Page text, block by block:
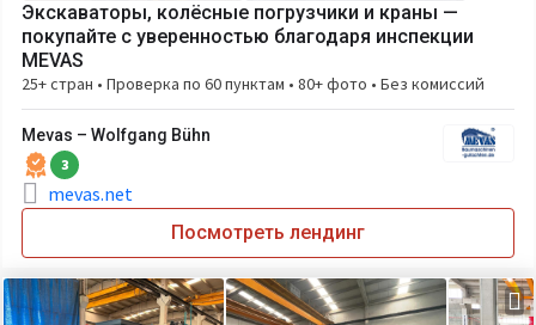
Экскаваторы, колёсные погрузчики и краны —
покупайте с уверенностью благодаря инспекции
MEVAS
25+ стран • Проверка по 60 пунктам • 80+ фото • Без комиссий
Mevas – Wolfgang Bühn
3
mevas.net
Посмотреть лендинг